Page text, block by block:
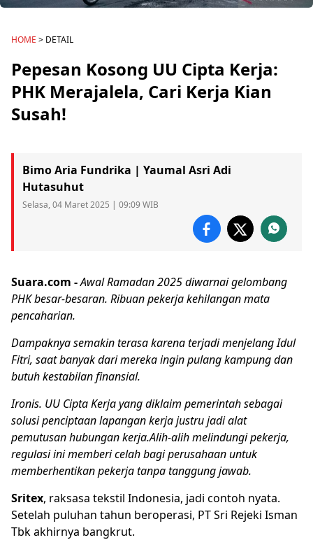
HOME > DETAIL
Pepesan Kosong UU Cipta Kerja:
PHK Merajalela, Cari Kerja Kian
Susah!
Bimo Aria Fundrika | Yaumal Asri Adi
Hutasuhut
Selasa, 04 Maret 2025 | 09:09 WIB
Suara.com -Awal Ramadan 2025 diwarnai gelombang
PHKbesar-besaran. Ribuanpekerjakehilangan mata
pencaharian.
Dampaknya semakin terasa karena terjadi menjelang Idul
Fitri, saat banyak dari mereka ingin pulang kampung dan
butuh kestabilan finansial.
Ironis. UU Cipta Kerjayang diklaim pemerintah sebagai
solusi penciptaan lapangan kerja justru jadi alat
pemutusan hubungan kerja.Alih-alih melindungi pekerja,
regulasi ini memberi celah bagi perusahaan untuk
memberhentikan pekerja tanpa tanggung jawab.
Sritex, raksasa tekstil Indonesia, jadi contoh nyata.
Setelah puluhan tahun beroperasi, PT Sri Rejeki Isman
Tbk akhirnya bangkrut.